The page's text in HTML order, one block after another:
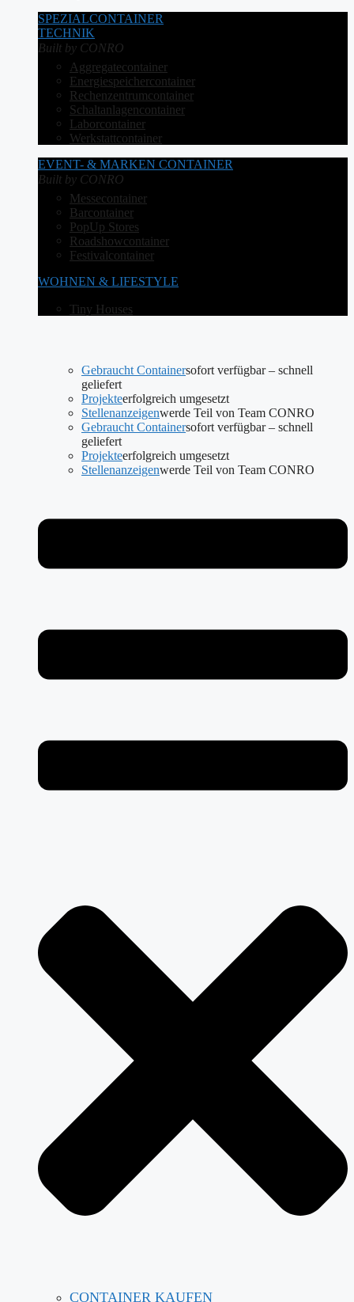
SPEZIALCONTAINER
TECHNIK
Built by CONRO
Aggregatecontainer
Energiespeichercontainer
Rechenzentrumcontainer
Schaltanlagencontainer
Laborcontainer
Werkstattcontainer
EVENT- & MARKEN CONTAINER
Built by CONRO
Messecontainer
Barcontainer
PopUp Stores
Roadshowcontainer
Festivalcontainer
WOHNEN & LIFESTYLE
Tiny Houses
Gebraucht Containersofort verfügbar – schnell
geliefert
Projekteerfolgreich umgesetzt
Stellenanzeigenwerde Teil von Team CONRO
Gebraucht Containersofort verfügbar – schnell
geliefert
Projekteerfolgreich umgesetzt
Stellenanzeigenwerde Teil von Team CONRO
CONTAINER KAUFEN